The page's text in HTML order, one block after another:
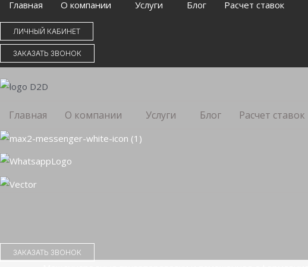
Главная О компании Услуги Блог Расчет ставок
ЛИЧНЫЙ КАБИНЕТ
ЗАКАЗАТЬ ЗВОНОК
Главная О компании Услуги Блог Расчет ставок
ЗАКАЗАТЬ ЗВОНОК